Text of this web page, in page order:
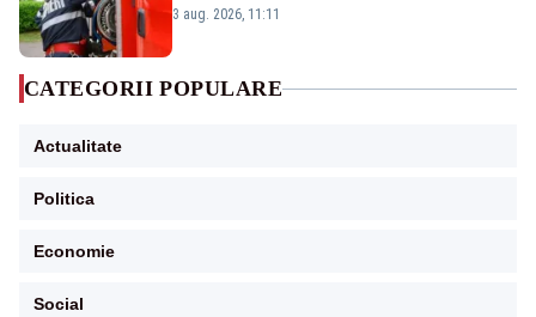
hectare de teren au fost afectate
3 aug. 2026, 11:11
CATEGORII POPULARE
Actualitate
Politica
Economie
Social